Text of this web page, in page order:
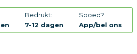
Bedrukt:
7-12 dagen
Spoed?
App/bel ons